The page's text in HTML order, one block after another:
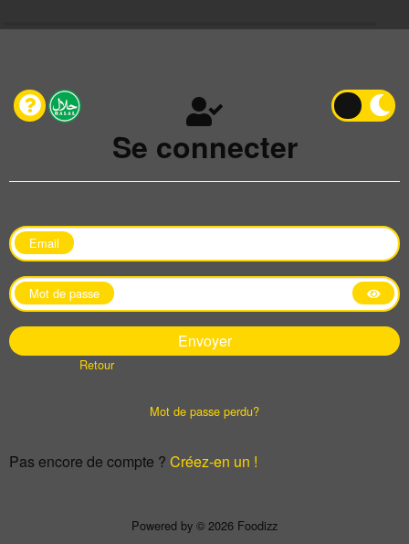
Se connecter
Email
Mot de passe
Retour
Mot de passe perdu?
Pas encore de compte ? Créez-en un !
Powered by © 2026 Foodizz